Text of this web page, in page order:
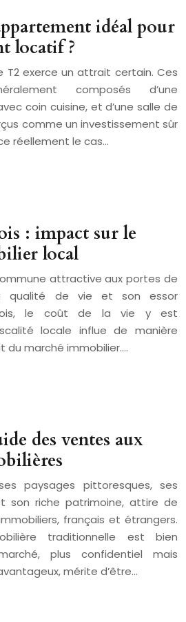
idéal pour
locatif ?
T2 exerce un attrait certain. Ces
composés d’une
coin cuisine, et d’une salle de
comme un investissement sûr
réellement le cas…
: impact sur le
local
attractive aux portes de
qualité de vie et son essor
le coût de la vie y est
locale influe de manière
du marché immobilier….
des ventes aux
paysages pittoresques, ses
son riche patrimoine, attire de
français et étrangers.
traditionnelle est bien
plus confidentiel mais
mérite d’être…